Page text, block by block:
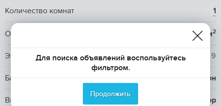
Количество комнат 1
Общая площадь 30.8 м2
Этаж / Этажность / 9
Балкон, лоджия 1 балкон
Вид из окна двор
Для поиска объявлений воспользуйтесь
фильтром.
Продолжить